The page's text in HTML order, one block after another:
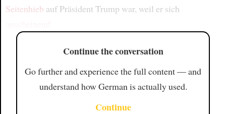
Seitenhieb auf Präsident Trump war, weil er sich
Continue the conversation
Go further and experience the full content — and
understand how German is actually used.
Continue